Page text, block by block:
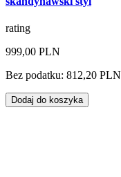
rating
999,00 PLN
Bez podatku: 812,20 PLN
Dodaj do koszyka